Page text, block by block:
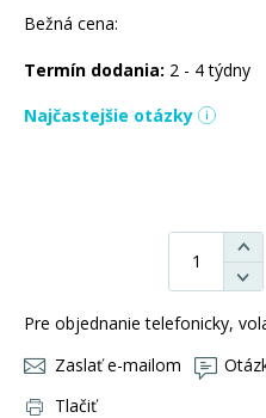
Bežná cena:
Termín dodania: 2 - 4 týdny
Najčastejšie otázky
Pre objednanie telefonicky,
Zaslať e-mailom
Tlačiť